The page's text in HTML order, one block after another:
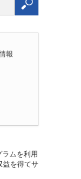
報
ムを利用
益を得てサ